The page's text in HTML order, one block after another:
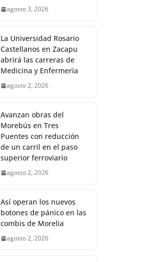
agosto 3, 2026
La Universidad Rosario
Castellanos en Zacapu
abrirá las carreras de
Medicina y Enfermería
agosto 2, 2026
Avanzan obras del
Morebús en Tres
Puentes con reducción
de un carril en el paso
superior ferroviario
agosto 2, 2026
Así operan los nuevos
botones de pánico en las
combis de Morelia
agosto 2, 2026